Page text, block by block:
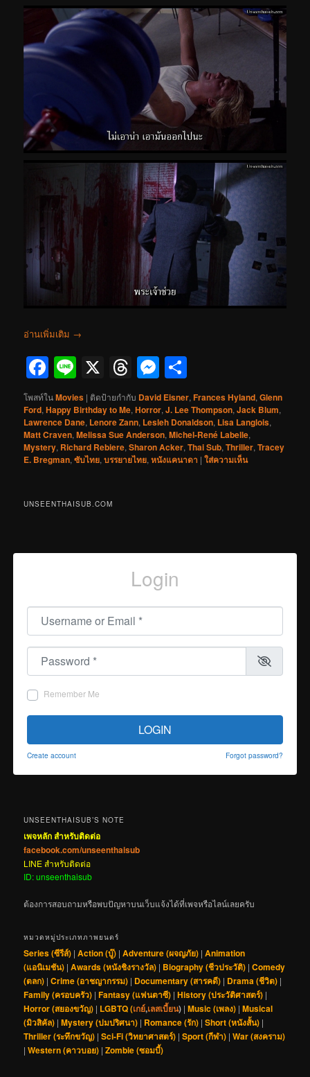
อ่านเพิ่มเติม →
Facebook
Line
X Threads
Messenger
โพสท์ในMovies | ติดป้ายกำกับ David Eisner,Frances Hyland,Glenn
Ford,Happy Birthday to Me,Horror,J. Lee Thompson,Jack Blum,
Lawrence Dane, Lenore Zann, Lesleh Donaldson, Lisa Langlois,
Matt Craven,Melissa Sue Anderson,Michel-René Labelle,
Mystery, Richard Rebiere,Sharon Acker,Thai Sub,Thriller,Tracey
E. Bregman,ซับไทย,บรรยายไทย,หนังแคนาดา |ใส่ความเห็น
UNSEENTHAISUB.COM
Login
Username or Email
Password
Remember Me
LOGIN
Create account Forgot password?
UNSEENTHAISUB’S NOTE
เพจหลัก สำหรับติดต่อ
facebook.com/unseenthaisub
LINE สำหรับติดต่อ
ID: unseenthaisub
ต้องการสอบถามหรือพบปัญหาบนเว็บแจ้งได้ที่เพจหรือไลน์เลยครับ
หมวดหมู่ประเภทภาพยนตร์
Series (ซีรีส์) |Action (บู๊) |Adventure (ผจญภัย) |Animation
(แอนิเมชัน) |Awards (หนังชิงรางวัล) | Biography (ชีวประวัติ) |Comedy
(ตลก) |Crime (อาชญากรรม) | Documentary (สารคดี) | Drama (ชีวิต) |
Family (ครอบครัว) |Fantasy (แฟนตาซี) |History (ประวัติศาสตร์) |
Horror (สยองขวัญ) | LGBTQ (เกย์,เลสเบี้ยน) |Music (เพลง) |Musical
(มิวสิคัล) |Mystery (ปมปริศนา) | Romance (รัก) |Short (หนังสั้น) |
Thriller (ระทึกขวัญ) |Sci-Fi (วิทยาศาสตร์) |Sport (กีฬา) |War (สงคราม)
|Western (คาวบอย) |Zombie (ซอมบี้)